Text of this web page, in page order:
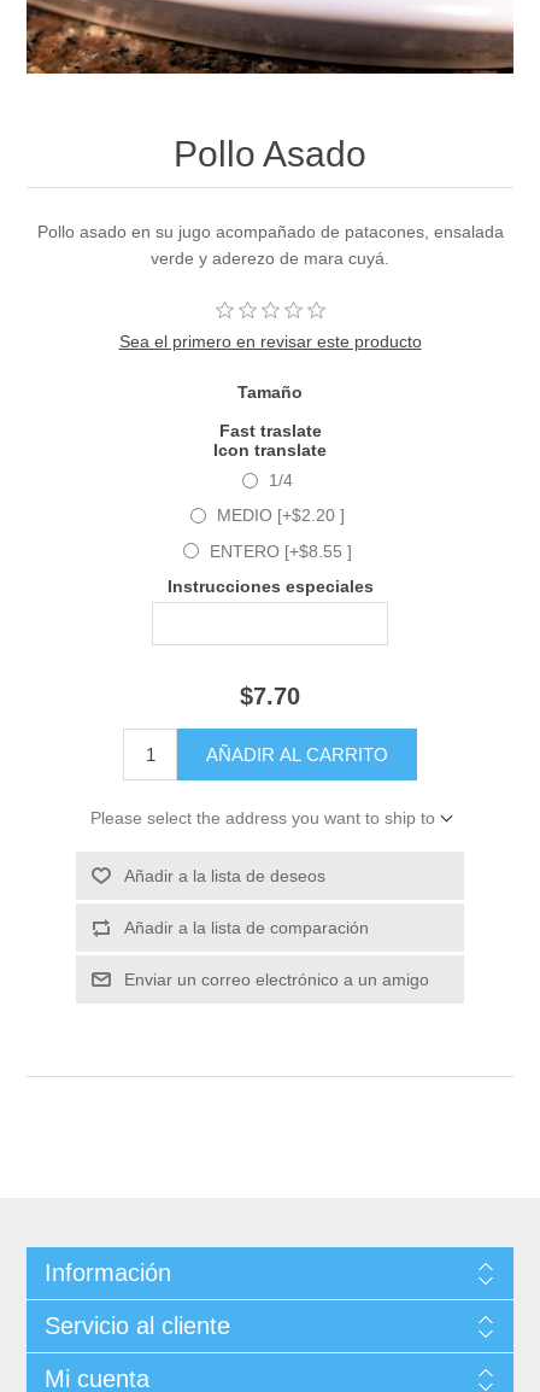
Pollo Asado
Pollo asado en su jugo acompañado de patacones, ensalada
verde y aderezo de mara cuyá.
Sea el primero en revisar este producto
Tamaño
Fast traslate
Icon translate
1/4
MEDIO [+$2.20 ]
ENTERO [+$8.55 ]
Instrucciones especiales
$7.70
Please select the address you want to ship to
Información
Servicio al cliente
Mi cuenta